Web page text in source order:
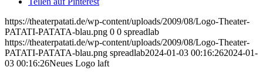
https://theaterpatati.de/wp-content/uploads/2009/08/Logo-Theater-
PATATI-PATATA-blau.png 0 0 spreadlab
https://theaterpatati.de/wp-content/uploads/2009/08/Logo-Theater-
PATATI-PATATA-blau.png spreadlab2024-01-03 00:16:262024-01-
03 00:16:26Neues Logo laft